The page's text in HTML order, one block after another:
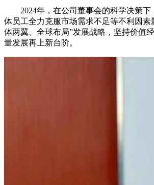
2024年，在公司董事会的科学决策下
体员工全力克服市场需求不足等不利因素
体两翼、全球布局”发展战略，坚持价值
量发展再上新台阶。